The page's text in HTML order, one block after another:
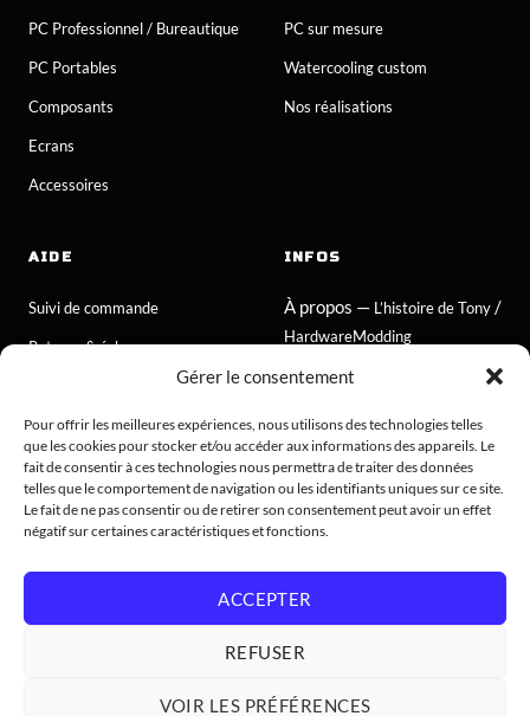
Gérer le consentement
Pour offrir les meilleures expériences, nous utilisons des technologies telles
que les cookies pour stocker et/ou accéder aux informations des appareils. Le
fait de consentir à ces technologies nous permettra de traiter des données
telles que le comportement de navigation ou les identifiants uniques sur ce site.
Le fait de ne pas consentir ou de retirer son consentement peut avoir un effet
négatif sur certaines caractéristiques et fonctions.
ACCEPTER
REFUSER
VOIR LES PRÉFÉRENCES
PC Professionnel / Bureautique
PC Portables
Composants
Ecrans
Accessoires
PC sur mesure
Watercooling custom
Nos réalisations
AIDE
Suivi de commande
Retours & échanges
Contact
INFOS
À propos — L’histoire de Tony/
HardwareModding
Atelier
CGV consommateurs
CGV professionnels
Mentions légales
Confidentialité
© 2026 Hardwaremodding. Tous droits réservés.